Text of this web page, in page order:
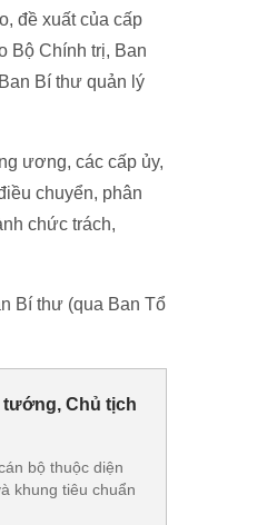
đề xuất của cấp
Bộ Chính trị, Ban
Bí thư quản lý
ương, các cấp ủy,
chuyển, phân
chức trách,
Bí thư (qua Ban Tổ
Chủ tịch
bộ thuộc diện
khung tiêu chuẩn